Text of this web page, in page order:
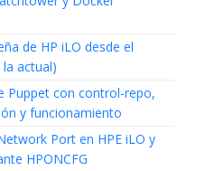
de HP iLO desde el
actual)
Puppet con control-repo,
y funcionamiento
Port en HPE iLO y
HPONCFG